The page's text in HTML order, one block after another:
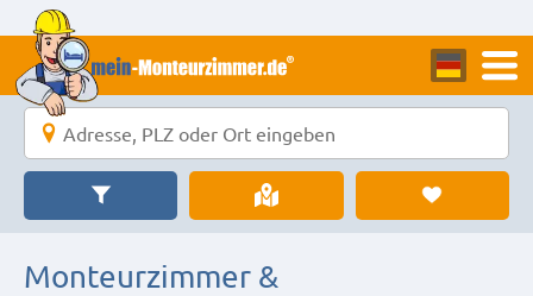
Monteurzimmer &